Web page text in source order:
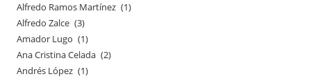
Alfredo Ramos Martínez (1)
Alfredo Zalce (3)
Amador Lugo (1)
Ana Cristina Celada (2)
Andrés López (1)